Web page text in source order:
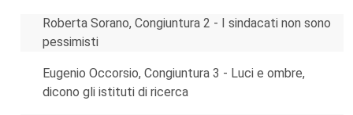
Roberta Sorano, Congiuntura 2 - I sindacati non sono
pessimisti
Eugenio Occorsio, Congiuntura 3 - Luci e ombre,
dicono gli istituti di ricerca